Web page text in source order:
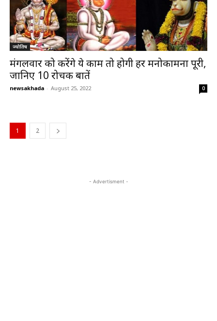
ज्योतिष
मंगलवार को करेंगे ये काम तो होगी हर मनोकामना पूरी,
जानिए 10 रोचक बातें
newsakhada - August 25, 2022 0
1 2
- Advertisment -